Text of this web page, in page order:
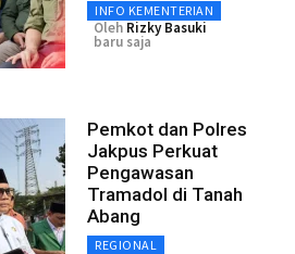
INFO KEMENTERIAN
Oleh Rizky Basuki
baru saja
Pemkot dan Polres
Jakpus Perkuat
Pengawasan
Tramadol di Tanah
Abang
REGIONAL